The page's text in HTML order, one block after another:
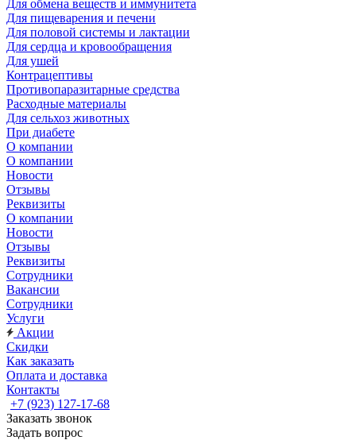
Для обмена веществ и иммунитета
Для пищеварения и печени
Для половой системы и лактации
Для сердца и кровообращения
Для ушей
Контрацептивы
Противопаразитарные средства
Расходные материалы
Для сельхоз животных
При диабете
О компании
О компании
Новости
Отзывы
Реквизиты
О компании
Новости
Отзывы
Реквизиты
Сотрудники
Вакансии
Сотрудники
Услуги
Акции
Скидки
Как заказать
Оплата и доставка
Контакты
+7 (923) 127-17-68
Заказать звонок
Задать вопрос